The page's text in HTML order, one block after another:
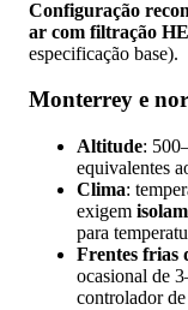
Configuração
ar com filtração
especificação base).
Monterrey e
Altitude:
equivalentes
Clima:
exigem
para
Frentes frias
ocasional de
controlador